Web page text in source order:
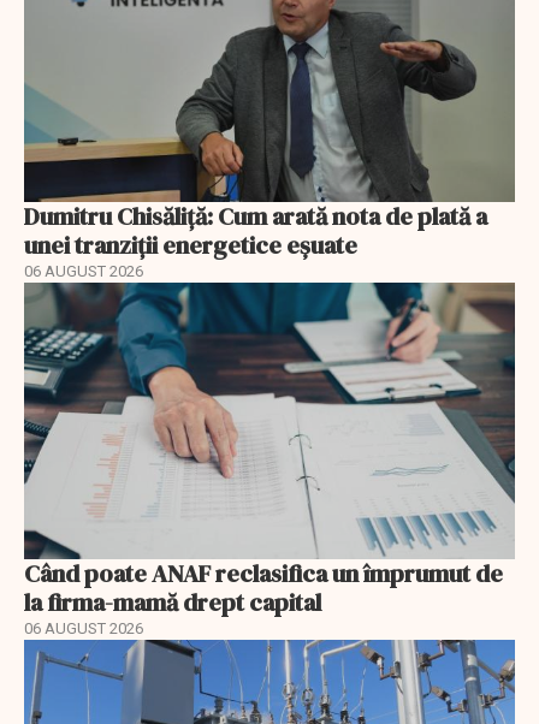
Dumitru Chisăliță: Cum arată nota de plată a
unei tranziții energetice eșuate
06 AUGUST 2026
Când poate ANAF reclasifica un împrumut de
la firma-mamă drept capital
06 AUGUST 2026